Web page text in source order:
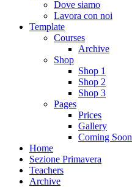
Dove siamo
Lavora con noi
Template
Courses
Archive
Shop
Shop 1
Shop 2
Shop 3
Pages
Prices
Gallery
Coming Soon
Home
Sezione Primavera
Teachers
Archive